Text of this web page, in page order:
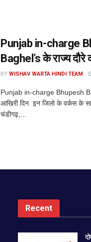
Punjab in-charge
Baghel’s के राज्य दौरे
BY WISHAV WARTA HINDI TEAM
Punjab in-charge Bhupesh
आखिरी दिन इन जिलो के वर्कस के
चंडीगढ़,...
Recent